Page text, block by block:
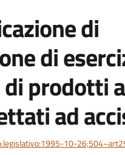
di
di
prodotti
ad
10-